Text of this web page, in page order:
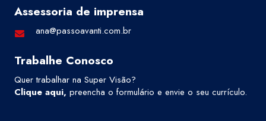
Assessoria de imprensa
ana@passoavanti.com.br
Trabalhe Conosco
Quer trabalhar na Super Visão?
Clique aqui, preencha o formulário e envie o seu currículo.